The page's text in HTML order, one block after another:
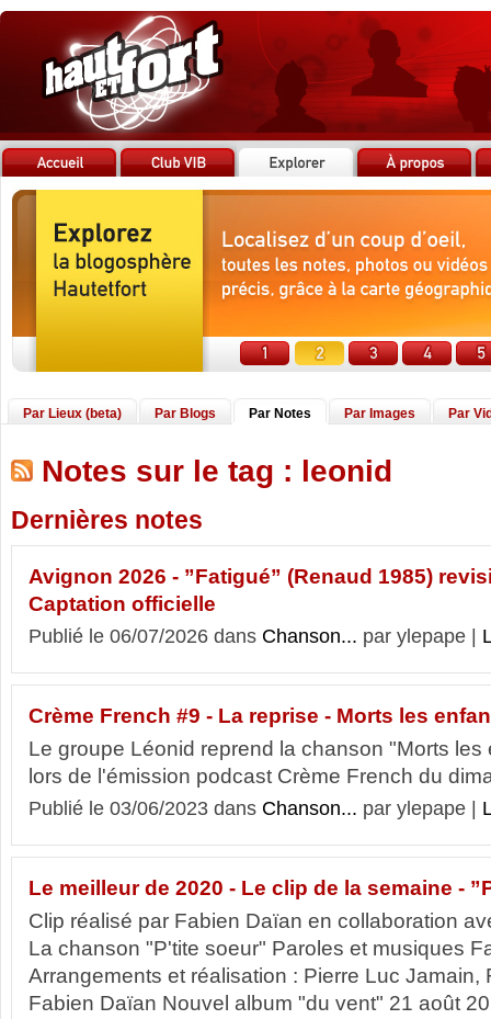
Par Lieux (beta) Par Blogs Par Notes Par Images Par
Notes sur le tag : leonid
Dernières notes
Avignon 2026 - ”Fatigué” (Renaud 1985)
Captation officielle
Publié le 06/07/2026 dans Chanson... par ylepape |
Crème French #9 - La reprise - Morts les
Le groupe Léonid reprend la chanson "Morts
lors de l'émission podcast Crème French du
Publié le 03/06/2023 dans Chanson... par ylepape |
Le meilleur de 2020 - Le clip de la semaine -
Clip réalisé par Fabien Daïan en collaboration
La chanson "P'tite soeur" Paroles et musiques
Arrangements et réalisation : Pierre Luc Jamain,
Fabien Daïan Nouvel album "du vent" 21 août